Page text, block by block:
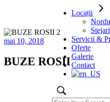
Locații
Servicii &
Oferte
Galerie
Contact
mai 10, 2018
BUZE ROSII